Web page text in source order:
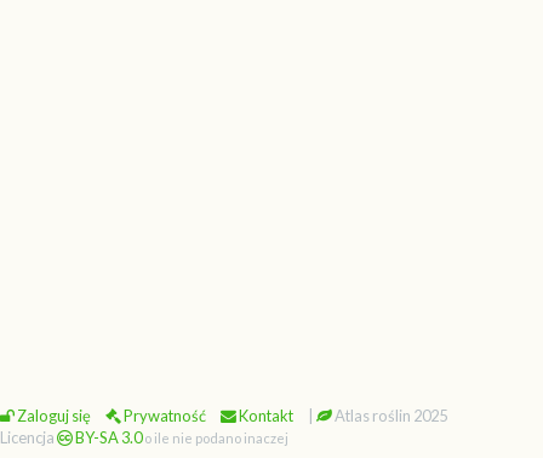
Zaloguj się Prywatność Kontakt |
Atlas roślin 2025
Licencja
BY-SA 3.0 o ile nie podano inaczej